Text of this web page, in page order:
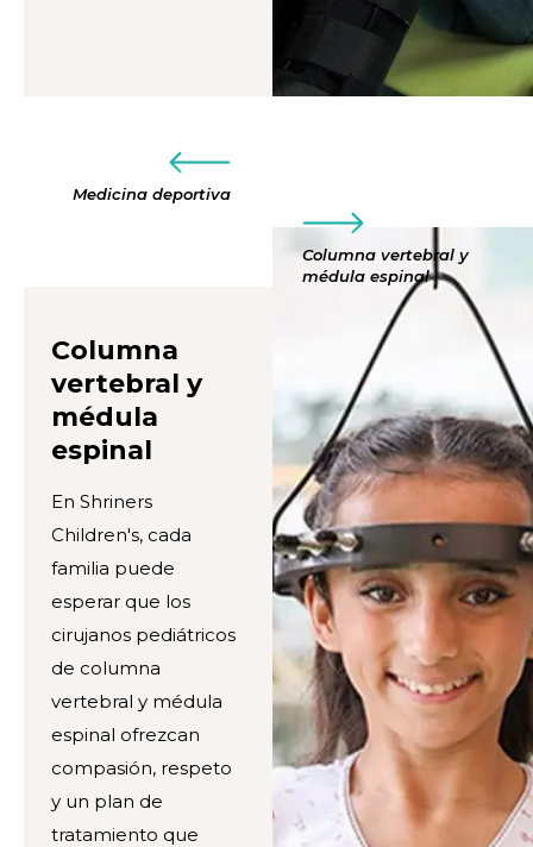
Medicina deportiva
Columna vertebral y
médula espinal
Columna
vertebral y
médula
espinal
En Shriners
Children's, cada
familia puede
esperar que los
cirujanos pediátricos
de columna
vertebral y médula
espinal ofrezcan
compasión, respeto
y un plan de
tratamiento que